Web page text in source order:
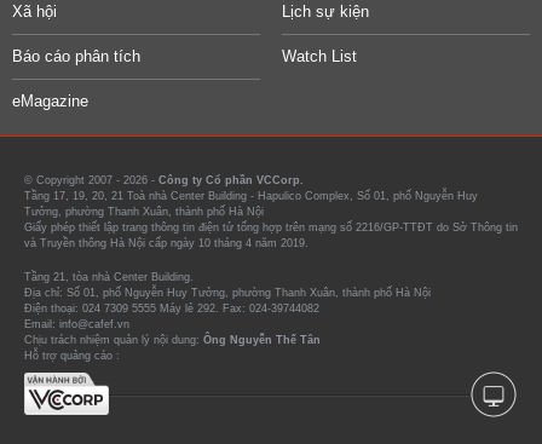
Xã hội Lịch sự kiện
Báo cáo phân tích Watch List
eMagazine
© Copyright 2007 - 2026 - Công ty Cổ phần VCCorp.
Tầng 17, 19, 20, 21 Toà nhà Center Building - Hapulico Complex, Số 01, phố Nguyễn Huy
Tưởng, phường Thanh Xuân, thành phố Hà Nội
Giấy phép thiết lập trang thông tin điện tử tổng hợp trên mạng số 2216/GP-TTĐT do Sở Thông tin
và Truyền thông Hà Nội cấp ngày 10 tháng 4 năm 2019.
Tầng 21, tòa nhà Center Building.
Địa chỉ: Số 01, phố Nguyễn Huy Tưởng, phường Thanh Xuân, thành phố Hà Nội
Điện thoại: 024 7309 5555 Máy lẻ 292. Fax: 024-39744082
Email: info@cafef.vn
Chịu trách nhiệm quản lý nội dung: Ông Nguyễn Thế Tân
Hỗ trợ quảng cáo :